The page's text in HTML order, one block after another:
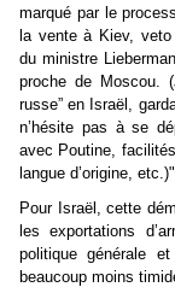
marqué par le
la vente à Kiev, veto
du ministre
proche de Moscou.
russe” en Israël,
n’hésite pas à se
avec Poutine,
langue d’origine, etc.)"
Pour Israël, cette
les exportations
politique générale
beaucoup moins